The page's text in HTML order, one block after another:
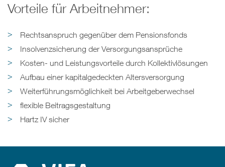
Vorteile für Arbeitnehmer:
Rechtsanspruch gegenüber dem Pensionsfonds
Insolvenzsicherung der Versorgungsansprüche
Kosten- und Leistungsvorteile durch Kollektivlösungen
Aufbau einer kapitalgedeckten Altersversorgung
Weiterführungsmöglichkeit bei Arbeitgeberwechsel
flexible Beitragsgestaltung
Hartz IV sicher